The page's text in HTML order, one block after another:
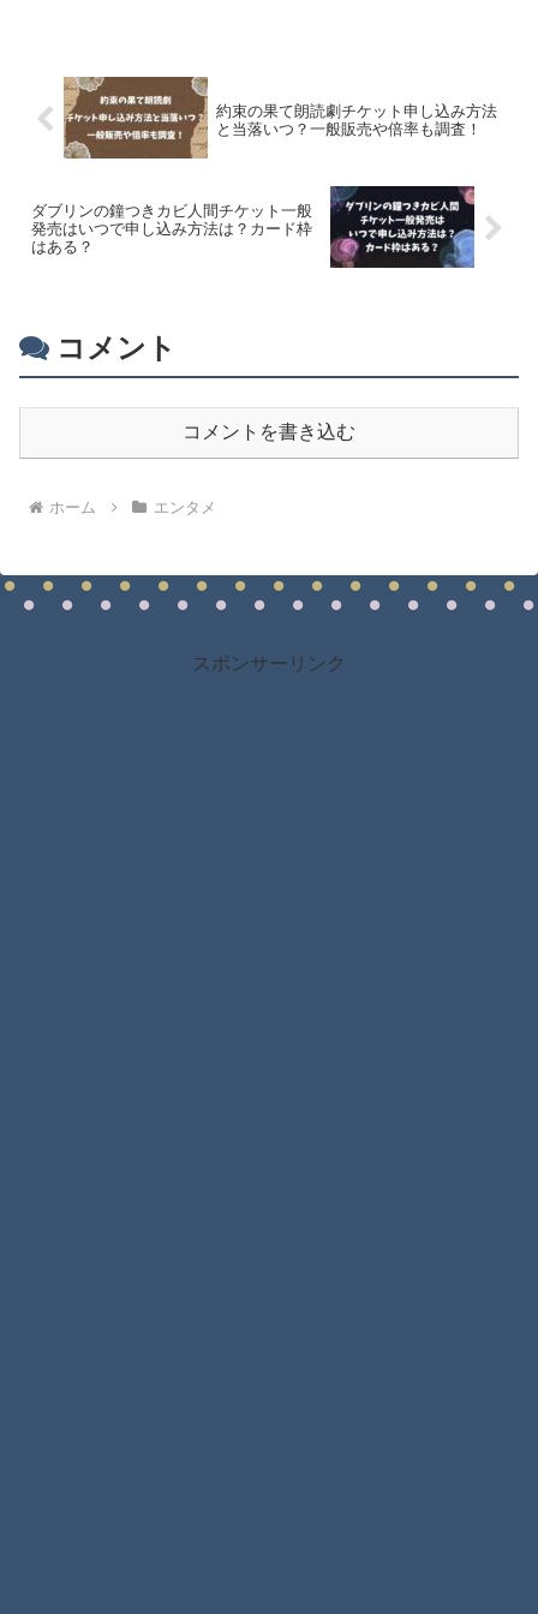
約束の果て朗読劇チケット申し込み方法
と当落いつ？一般販売や倍率も調査！
ダブリンの鐘つきカビ人間チケット一般
発売はいつで申し込み方法は？カード枠
はある？
コメント
コメントを書き込む
ホーム エンタメ
スポンサーリンク